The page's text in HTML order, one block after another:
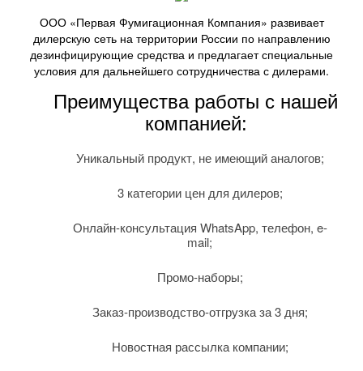
ООО «Первая Фумигационная Компания» развивает
дилерскую сеть на территории России по направлению
дезинфицирующие средства и предлагает специальные
условия для дальнейшего сотрудничества с дилерами.
Преимущества работы с нашей
компанией:
Уникальный продукт, не имеющий аналогов;
3 категории цен для дилеров;
Онлайн-консультация WhatsApp, телефон, e-
mail;
Промо-наборы;
Заказ-производство-отгрузка за 3 дня;
Новостная рассылка компании;